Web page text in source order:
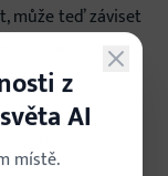
může teď záviset
všechno
z
AI
místě.